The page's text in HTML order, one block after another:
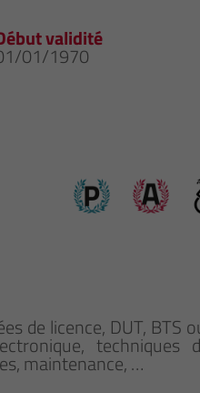
validité
01/1970
de licence, DUT, BTS
techniques
maintenance, …